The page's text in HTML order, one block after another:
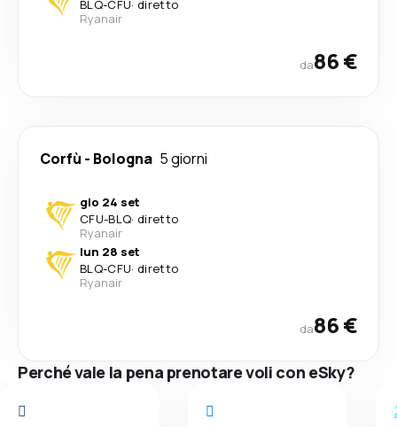
BLQ-CFU· diretto
Ryanair
da86 €
Corfù - Bologna 5 giorni
gio 24 set
CFU-BLQ· diretto
Ryanair
lun 28 set
BLQ-CFU· diretto
Ryanair
da86 €
Perché vale la pena prenotare voli con eSky?